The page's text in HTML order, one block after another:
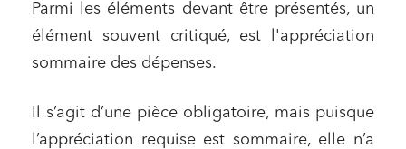
Parmi les éléments devant être présentés, un
élément souvent critiqué, est l'appréciation
sommaire des dépenses.
Il s’agit d’une pièce obligatoire, mais puisque
l’appréciation requise est sommaire, elle n’a